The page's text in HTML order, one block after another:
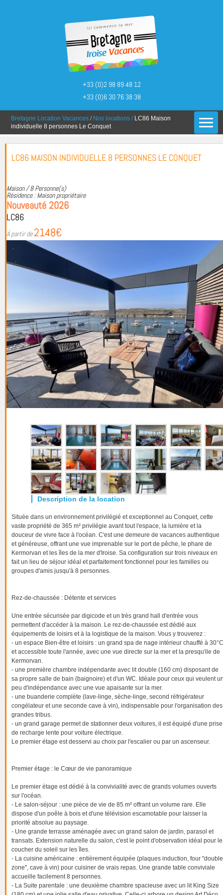
+33 (0)2 98 89 48 12
+33 (0)6 30 76 38 38
You are here:
Bretagne Location Vacances / Nos locations / LC86 Maison
individuelle 8 personnes Le Conquet
LC86 MAISON INDIVIDUELLE 8 PERSONNES LE CONQUET
Maison / 8 Personne(s)
Résidence : Maison propriétaire
Nouveauté 2026
LC86
2148€
Située dans un environnement privilégié et exceptionnel au Conquet, cette
vaste propriété de 365 m² privilégie avant tout l'espace, la lumière et la
douceur de vivre face à l'océan. C'est une demeure de vacances authentique
et généreuse, offrant une vue imprenable sur le port de pêche, le phare de
Kermorvan et les îles de la mer d'Iroise. Sa configuration sur trois niveaux en
fait un lieu de séjour idéal et parfaitement fonctionnel pour les familles ou
groupes d'amis jusqu'à 8 personnes.
Rez-de-chaussée : Détente et services
Une entrée sécurisée par digicode et un très grand hall d'entrée vous
permettent d'accéder à la maison. Le rez-de-chaussée est dédié aux
équipements de loisirs et à la logistique de la maison. Vous y trouverez :
- un espace Bien-être et loisirs : un grand spa de nage intérieur chauffé à 30°C
et accessible toute l'année, avec une vue directe sur la mer et la presqu'ile de
Kermorvan.
- une première chambre indépendante avec lit double (160 cm) disposant de
sa propre salle de bain (baignoire) et d'un WC. Idéale pour ceux qui veulent
peu d'indépendance avec une vue apaisante sur la mer.
- une buanderie complète (lave-linge, sèche-linge, second réfrigérateur
congélateur et une seconde cave à vin), indispensable pour l'organisation des
grandes tribus.
- un grand garage permet de stationner deux voitures, il est équipé d'une prise
de recharge lente pour voiture électrique.
Le premier étage est desservi au choix par l'escalier ou par un ascenseur.
Premier étage : le Cœur de vie panoramique
Le premier étage est dédié à la convivialité avec de grands volumes ouverts
sur l'océan.
- Le salon-séjour : une pièce de vie de 85 m² offrant un volume rare. Elle
dispose d'un poêle à bois et d'une télévision escamotable pour laisser la
priorité absolue au paysage.
- Une grande terrasse aménagée avec un grand salon de jardin, parasol et
transats. Extension naturelle du salon, c'est le point d'observation idéal pour le
coucher du soleil sur les îles.
- La cuisine américaine : entièrement équipée (plaques induction, four "double
zone", cave à vin) pour cuisiner de vrais repas. Une grande table conviviale
accueille facilement 8 personnes.
- La Suite parentale : une deuxième chambre spacieuse avec un lit King Size